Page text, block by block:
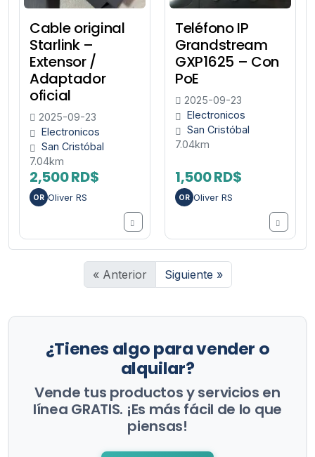
Cable original
Starlink –
Extensor /
Adaptador
oficial
2025-09-23
Electronicos
San Cristóbal
7.04km
2,500 RD$
OR Oliver RS
Teléfono IP
Grandstream
GXP1625 – Con
PoE
2025-09-23
Electronicos
San Cristóbal
7.04km
1,500 RD$
OR Oliver RS
« Anterior Siguiente »
¿Tienes algo para vender o
alquilar?
Vende tus productos y servicios en
línea GRATIS. ¡Es más fácil de lo que
piensas!